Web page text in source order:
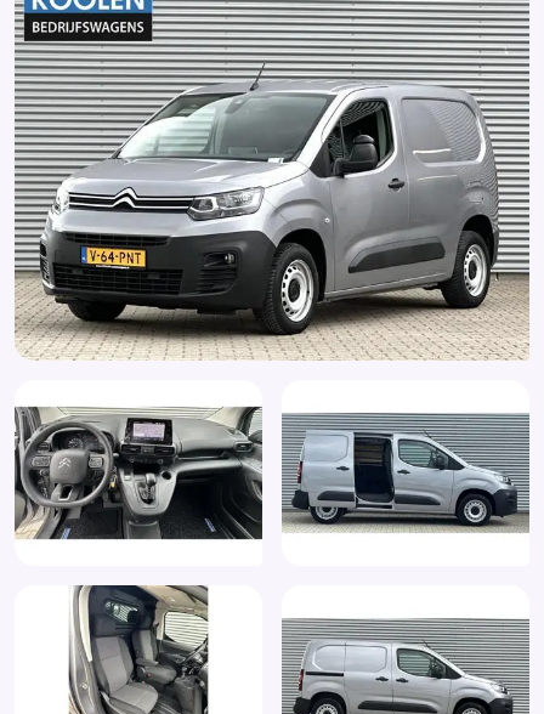
Hill hold functie
Houten vloer laadruimte (GB33)
Instructieboekjes aanwezig
Mistlampen voor adaptief
Multimedia-voorbereiding
Radio
Regensensor
Roetfilter
Rookvrij
Start/stop systeem
Stuurwiel multifunctioneel
Trekhaak
Tussenschot volledig